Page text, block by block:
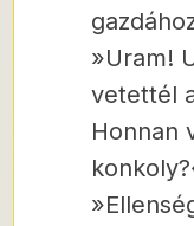
»Uram!
vetettél
Honnan